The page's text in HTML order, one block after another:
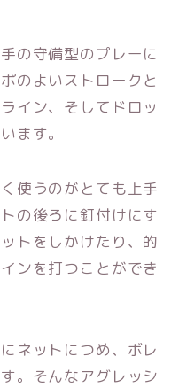
の守備型のプレーに
のよいストロークと
イン、そしてドロッ
ます。
使うのがとても上手
の後ろに釘付けにす
トをしかけたり、的
ンを打つことができ
ネットにつめ、ボレ
。そんなアグレッシ